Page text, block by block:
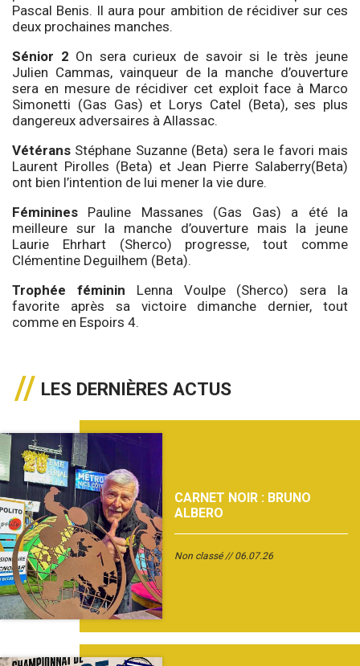
Pascal Benis. Il aura pour ambition de récidiver sur ces
deux prochaines manches.
Sénior 2 On sera curieux de savoir si le très jeune
Julien Cammas, vainqueur de la manche d’ouverture
sera en mesure de récidiver cet exploit face à Marco
Simonetti (Gas Gas) et Lorys Catel (Beta), ses plus
dangereux adversaires à Allassac.
Vétérans Stéphane Suzanne (Beta) sera le favori mais
Laurent Pirolles (Beta) et Jean Pierre Salaberry(Beta)
ont bien l’intention de lui mener la vie dure.
Féminines Pauline Massanes (Gas Gas) a été la
meilleure sur la manche d’ouverture mais la jeune
Laurie Ehrhart (Sherco) progresse, tout comme
Clémentine Deguilhem (Beta).
Trophée féminin Lenna Voulpe (Sherco) sera la
favorite après sa victoire dimanche dernier, tout
comme en Espoirs 4.
LES DERNIÈRES ACTUS
CARNET NOIR : BRUNO
ALBERO
Non classé 06.07.26